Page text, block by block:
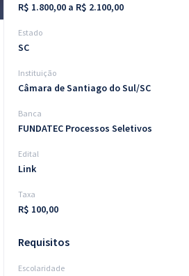
R$ 1.800,00 a R$ 2.100,00
Estado
SC
Instituição
Câmara de Santiago do Sul/SC
Banca
FUNDATEC Processos Seletivos
Edital
Link
Taxa
R$ 100,00
Requisitos
Escolaridade